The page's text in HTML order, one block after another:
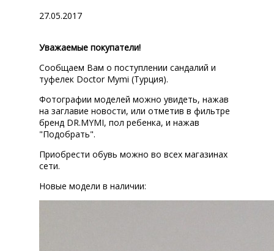
27.05.2017
Уважаемые покупатели!
Сообщаем Вам о поступлении сандалий и
туфелек Doctor Mymi (Турция).
Фотографии моделей можно увидеть, нажав
на заглавие новости, или отметив в фильтре
бренд DR.MYMI, пол ребенка, и нажав
"Подобрать".
Приобрести обувь можно во всех магазинах
сети.
Новые модели в наличии: